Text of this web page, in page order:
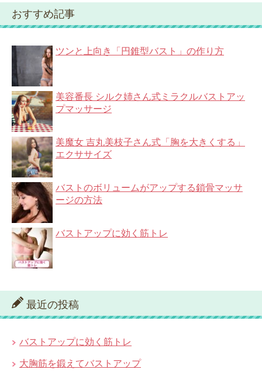
おすすめ記事
ツンと上向き「円錐型バスト」の作り方
美容番長 シルク姉さん式ミラクルバストアッ
プマッサージ
美魔女 吉丸美枝子さん式「胸を大きくする」
エクササイズ
バストのボリュームがアップする鎖骨マッサ
ージの方法
バストアップに効く筋トレ
最近の投稿
バストアップに効く筋トレ
大胸筋を鍛えてバストアップ